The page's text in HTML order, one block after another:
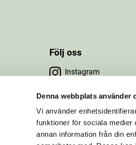
Denna webbplats använder
Vi använder
funktioner för sociala medier
annan information från din
Följ oss
Instagram
Facebook
YouTube